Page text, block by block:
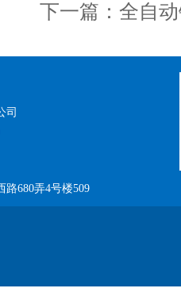
下一篇： 全自
司
680弄4号楼509